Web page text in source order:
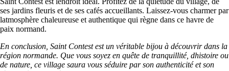
ses jardins fleuris et de ses cafés accueillants. Laissez-vous charmer par
latmosphère chaleureuse et authentique qui règne dans ce havre de
paix normand.
En conclusion, Saint Contest est un véritable bijou à découvrir dans la
région normande. Que vous soyez en quête de tranquillité, dhistoire ou
de nature, ce village saura vous séduire par son authenticité et son